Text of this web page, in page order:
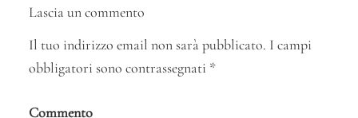
Lascia un commento
Il tuo indirizzo email non sarà pubblicato. I campi
obbligatori sono contrassegnati *
Commento